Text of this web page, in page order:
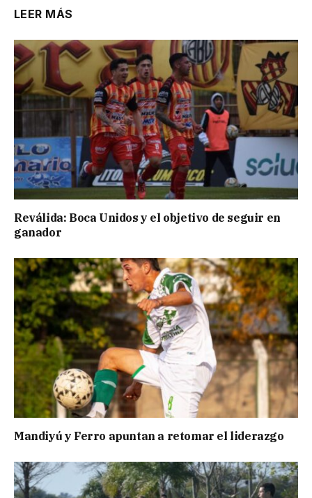
LEER MÁS
Reválida: Boca Unidos y el objetivo de seguir en
ganador
Mandiyú y Ferro apuntan a retomar el liderazgo